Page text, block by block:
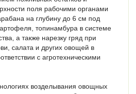
поля рабочими органами
на глубину до 6 см под
топинамбура в системе
а также нарезку гряд при
салата и других овощей в
с агротехническими
возделывания овощных